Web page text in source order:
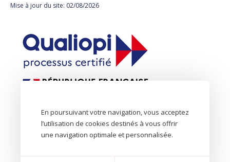
Mise à jour du site: 02/08/2026
En poursuivant votre navigation, vous acceptez
l’utilisation de cookies destinés à vous offrir
une navigation optimale et personnalisée.